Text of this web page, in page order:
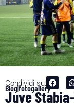
Condividi su:
Blog|fotogallery
Juve